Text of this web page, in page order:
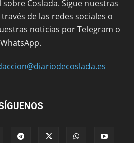
Coslada. Sigue nuestras
de las redes sociales o
noticias por Telegram o
WhatsApp.